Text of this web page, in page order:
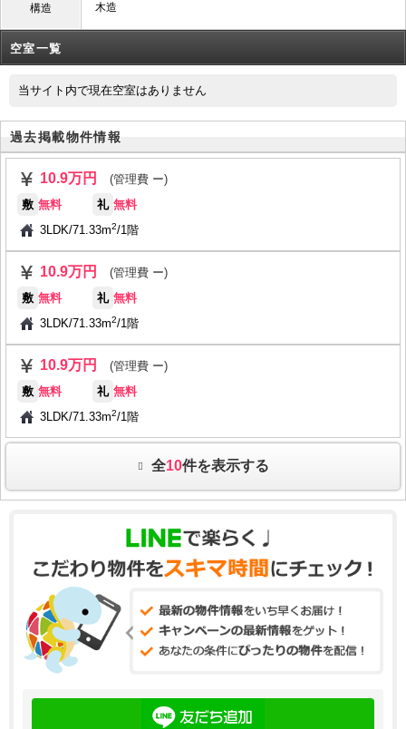
構造 木造
空室一覧
当サイト内で現在空室はありません
過去掲載物件情報
10.9万円
(管理費 ー)
敷 無料 礼 無料
3LDK/71.33m2/1階
10.9万円
(管理費 ー)
敷 無料 礼 無料
3LDK/71.33m2/1階
10.9万円
(管理費 ー)
敷 無料 礼 無料
3LDK/71.33m2/1階
全10件を表示する